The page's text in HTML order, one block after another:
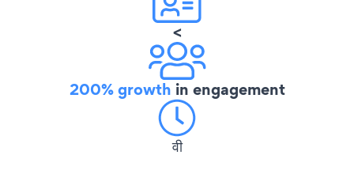
<
200% growth in engagement
वी